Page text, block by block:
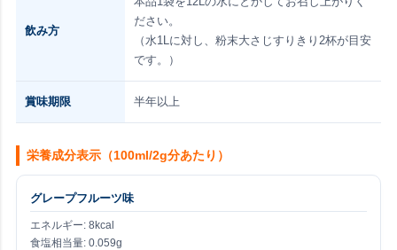
飲み方
ださい。
（水1Lに対し、粉末大さじすりきり2杯が目安
です。）
賞味期限 半年以上
栄養成分表示（100ml/2g分あたり）
グレープフルーツ味
エネルギー: 8kcal
食塩相当量: 0.059g